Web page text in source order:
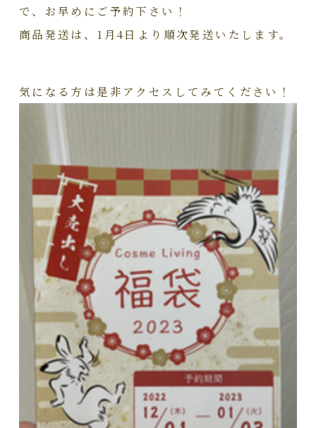
で、お早めにご予約下さい！
商品発送は、1月4日より順次発送いたします。
気になる方は是非アクセスしてみてください！